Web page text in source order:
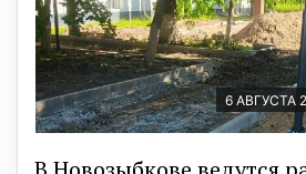
6 АВГУСТА